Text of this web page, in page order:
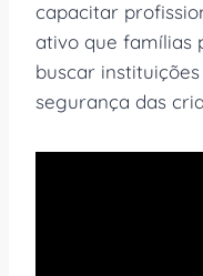
capacitar
ativo que famílias
buscar
segurança das